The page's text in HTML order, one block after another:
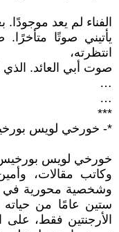
الفناء لم يعد
يأتيني صوتًا
انتظرته،
صوت أبي العائد.
…
…
***
*- خورخي لويس
وكاتب مقالات،
وشخصية محورية في
ستين عامًا من حياته
الأرجنتين فقط،